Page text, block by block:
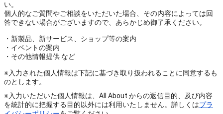
い。
個人的なご質問やご相談をいただいた場合、その内容によっては回
答できない場合がございますので、あらかじめ御了承ください。
・新製品、新サービス、ショップ等の案内
・イベントの案内
・その他情報提供 など
※入力された個人情報は下記に基づき取り扱われることに同意するも
のとします。
※入力いただいた個人情報は、All About からの返信目的、及び内容
を統計的に把握する目的以外には利用いたしません。詳しくはプラ